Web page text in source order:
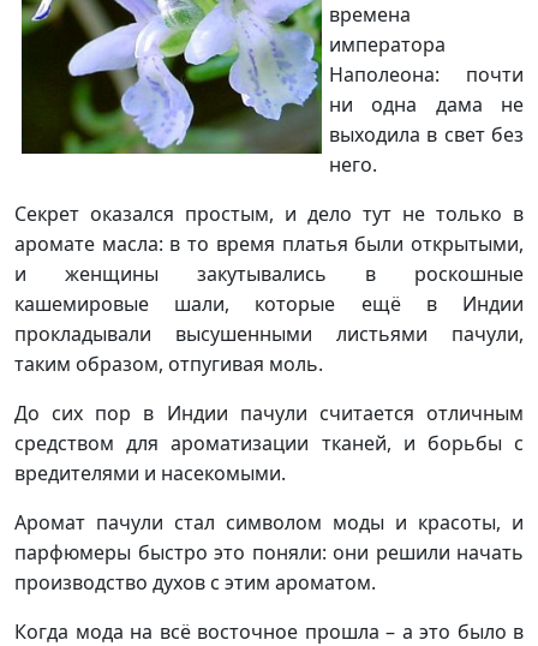
времена
императора
Наполеона: почти
ни одна дама не
выходила в свет без
него.
Секрет оказался простым, и дело тут не только в
аромате масла: в то время платья были открытыми,
и женщины закутывались в роскошные
кашемировые шали, которые ещё в Индии
прокладывали высушенными листьями пачули,
таким образом, отпугивая моль.
До сих пор в Индии пачули считается отличным
средством для ароматизации тканей, и борьбы с
вредителями и насекомыми.
Аромат пачули стал символом моды и красоты, и
парфюмеры быстро это поняли: они решили начать
производство духов с этим ароматом.
Когда мода на всё восточное прошла – а это было в